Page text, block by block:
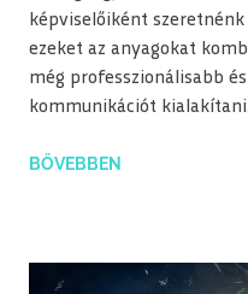
képviselőiként
ezeket az anyagokat
még professzionálisabb
kommunikációt kialakítani.
BŐVEBBEN